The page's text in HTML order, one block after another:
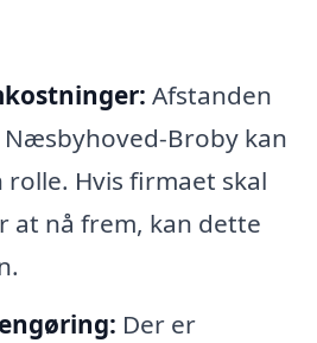
Afstanden
Broby kan
rolle. Hvis firmaet skal
at nå frem, kan dette
Der er